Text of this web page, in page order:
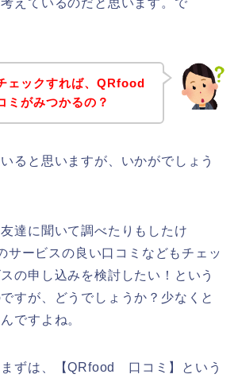
えているのだと思います。で
ェックすれば、QRfood
ミがみつかるの？
ると思いますが、いかがでしょう
達に聞いて調べたりもしたけ
サービスの良い口コミなどもチェッ
の申し込みを検討したい！という
すが、どうでしょうか？少なくと
ですよね。
ずは、【QRfood 口コミ】という